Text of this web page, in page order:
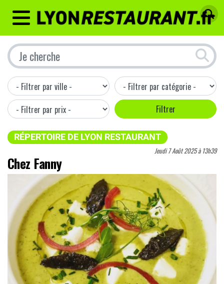
MENU
RÉPERTOIRE DE LYON RESTAURANT
Jeudi 7 Août 2025 à 13h39
Chez Fanny